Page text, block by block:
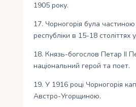
1905 року.
17. Чорногорія була частиною
республіки в 15-18 століттях
18. Князь-богослов Петар II
національний герой та поет.
19. У 1916 році Чорногорія
Австро-Угорщиною.